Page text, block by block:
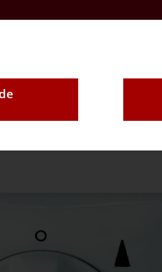
Über Uns E-Mail
für Fensterantriebe und Rohrmotoren